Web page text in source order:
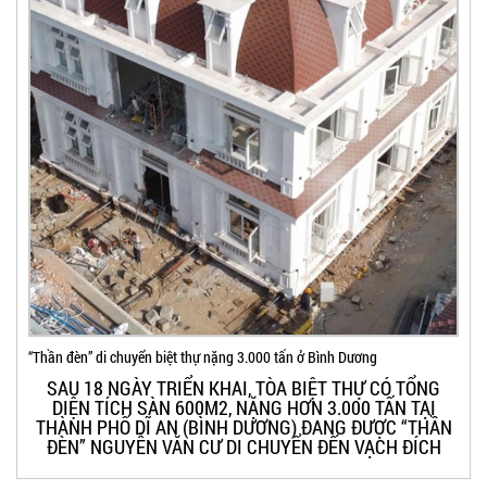
“Thần đèn” di chuyển biệt thự nặng 3.000 tấn ở Bình Dương
SAU 18 NGÀY TRIỂN KHAI, TÒA BIỆT THỰ CÓ TỔNG
DIỆN TÍCH SÀN 600M2, NẶNG HƠN 3.000 TẤN TẠI
THÀNH PHỐ DĨ AN (BÌNH DƯƠNG) ĐANG ĐƯỢC “THẦN
ĐÈN” NGUYỄN VĂN CƯ DI CHUYỂN ĐẾN VẠCH ĐÍCH